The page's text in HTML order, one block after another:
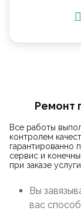
Ремонт
Все работы
контролем
гарантированно
сервис и
при заказе
Вы
вас